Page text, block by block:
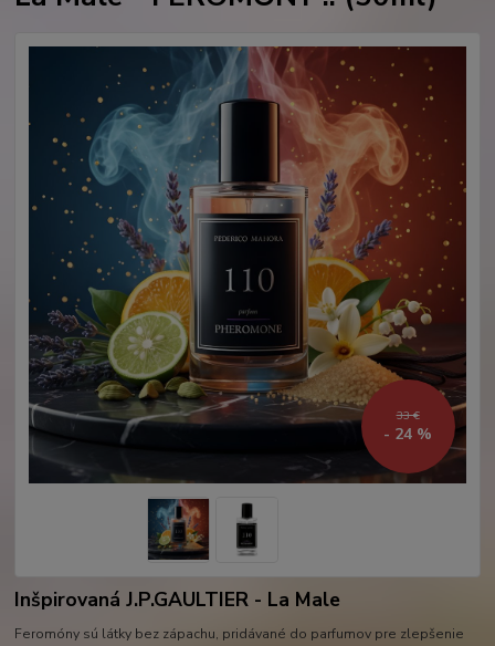
33 €
- 24 %
Inšpirovaná J.P.GAULTIER - La Male
Feromóny sú látky bez zápachu, pridávané do parfumov pre zlepšenie